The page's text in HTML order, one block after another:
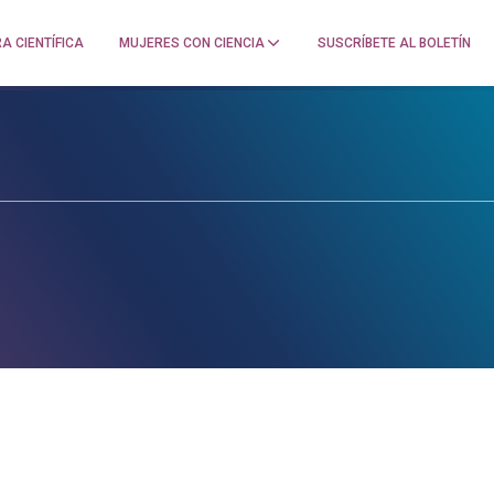
CIENTÍFICA MUJERES CON CIENCIA SUSCRÍBETE AL BOLETÍN